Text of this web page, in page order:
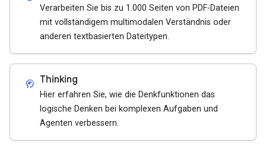
Verarbeiten Sie bis zu 1.000 Seiten von PDF-Dateien
mit vollständigem multimodalen Verständnis oder
anderen textbasierten Dateitypen.
cognition_2 Thinking
Hier erfahren Sie, wie die Denkfunktionen das
logische Denken bei komplexen Aufgaben und
Agenten verbessern.